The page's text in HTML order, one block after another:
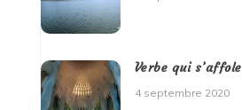
Verbe qui s’affole
4 septembre 2020